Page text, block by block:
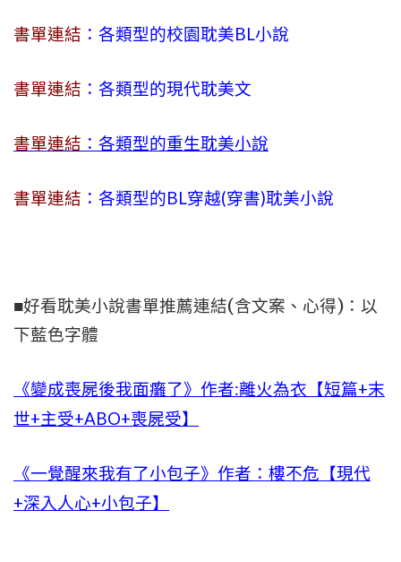
書單連結 ：各類型的校園耽美BL小說
書單連結 ：各類型的現代耽美文
書單連結 ：各類型的重生耽美小說
書單連結 ：各類型的BL穿越(穿書)耽美小說
■好看耽美小說書單推薦連結(含文案、心得)：以
下藍色字體
《變成喪屍後我面癱了》作者:離火為衣【短篇+末
世+主受+ABO+喪屍受】
《一覺醒來我有了小包子》作者：樓不危【現代
+深入人心+小包子】